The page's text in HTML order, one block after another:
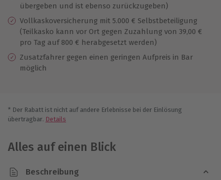
übergeben und ist ebenso zurückzugeben)
Vollkaskoversicherung mit 5.000 € Selbstbeteiligung
(Teilkasko kann vor Ort gegen Zuzahlung von 39,00 €
pro Tag auf 800 € herabgesetzt werden)
Zusatzfahrer gegen einen geringen Aufpreis in Bar
möglich
* Der Rabatt ist nicht auf andere Erlebnisse bei der Einlösung
übertragbar. Details
Alles auf einen Blick
Beschreibung